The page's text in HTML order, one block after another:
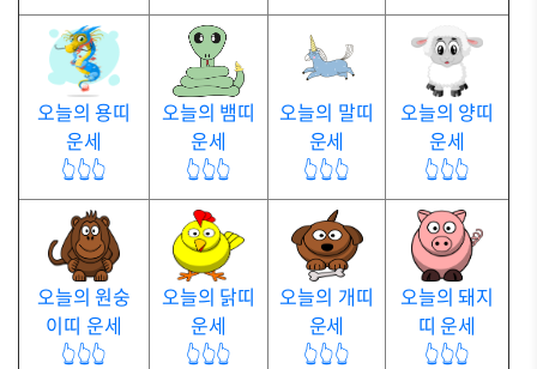
오늘의 용띠
운세
👆👆👆
오늘의 뱀띠
운세
👆👆👆
오늘의 말띠
운세
👆👆👆
오늘의 양띠
운세
👆👆👆
오늘의 원숭
이띠 운세
👆👆👆
오늘의 닭띠
운세
👆👆👆
오늘의 개띠
운세
👆👆👆
오늘의 돼지
띠 운세
👆👆👆